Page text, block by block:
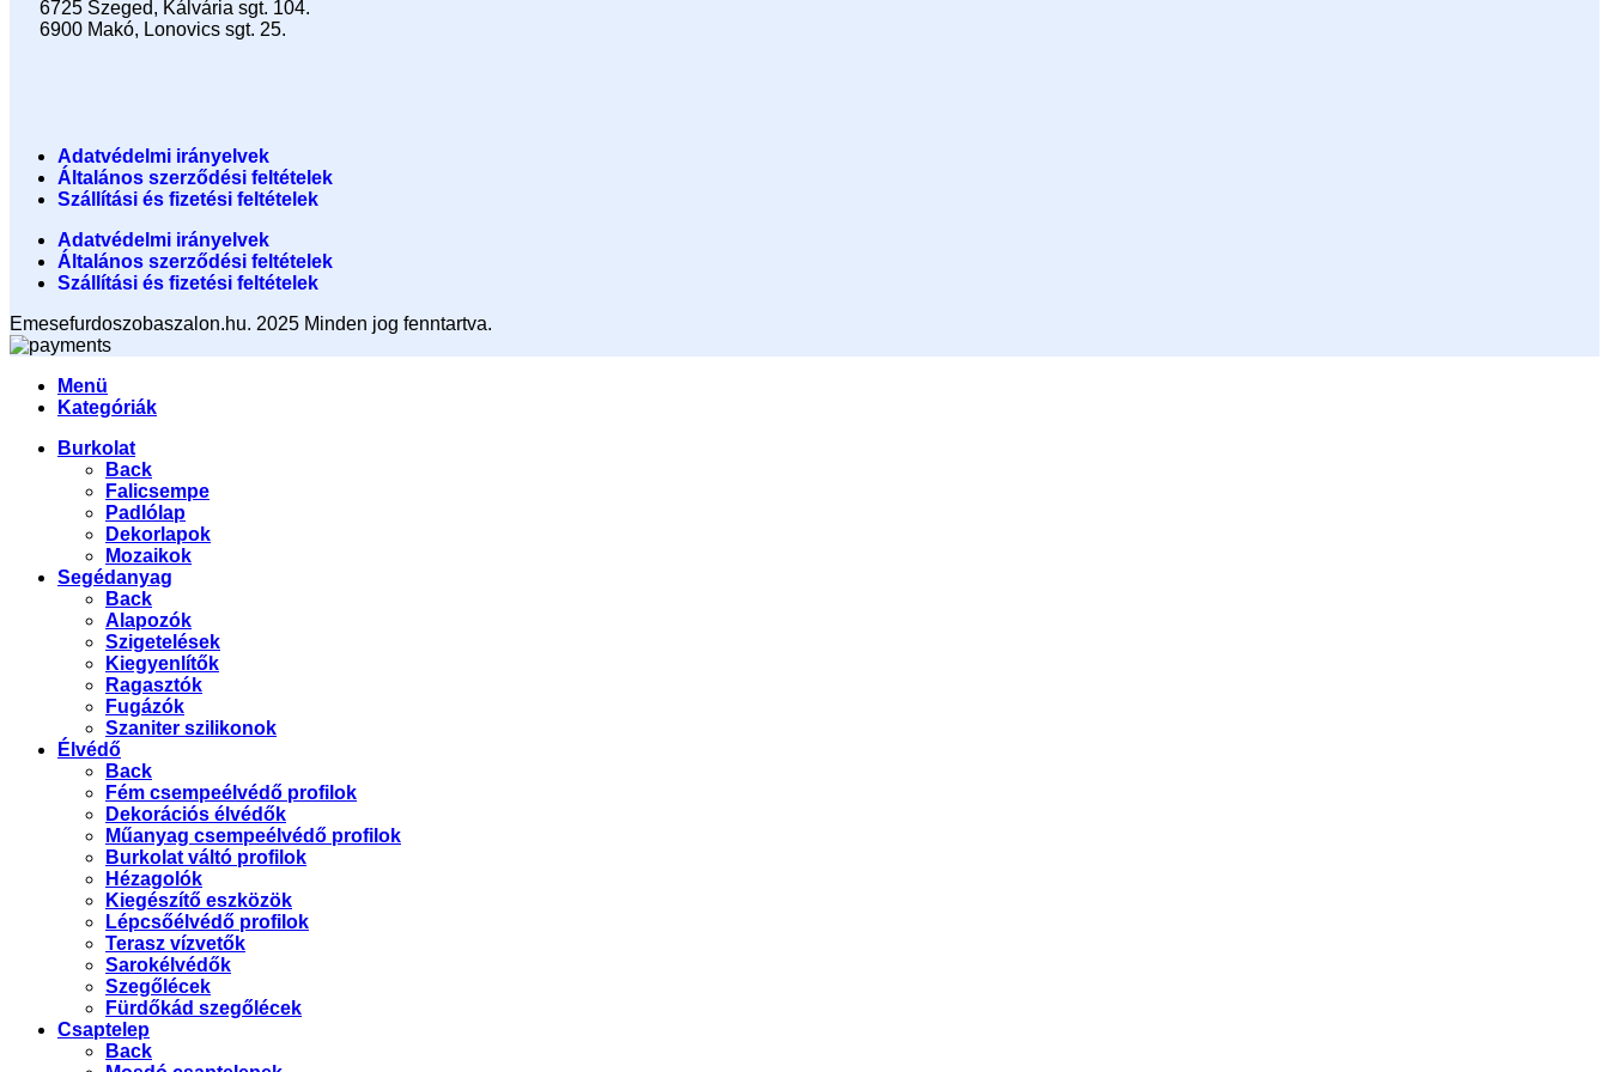
6725 Szeged, Kálvária sgt. 104.​
6900 Makó, Lonovics sgt. 25.
Adatvédelmi irányelvek
Általános szerződési feltételek
Szállítási és fizetési feltételek
Adatvédelmi irányelvek
Általános szerződési feltételek
Szállítási és fizetési feltételek
Emesefurdoszobaszalon.hu. 2025 Minden jog fenntartva.
Menü
Kategóriák
Burkolat
Back
Falicsempe
Padlólap
Dekorlapok
Mozaikok
Segédanyag
Back
Alapozók
Szigetelések
Kiegyenlítők
Ragasztók
Fugázók
Szaniter szilikonok
Élvédő
Back
Fém csempeélvédő profilok
Dekorációs élvédők
Műanyag csempeélvédő profilok
Burkolat váltó profilok
Hézagolók
Kiegészítő eszközök
Lépcsőélvédő profilok
Terasz vízvetők
Sarokélvédők
Szegőlécek
Fürdőkád szegőlécek
Csaptelep
Back